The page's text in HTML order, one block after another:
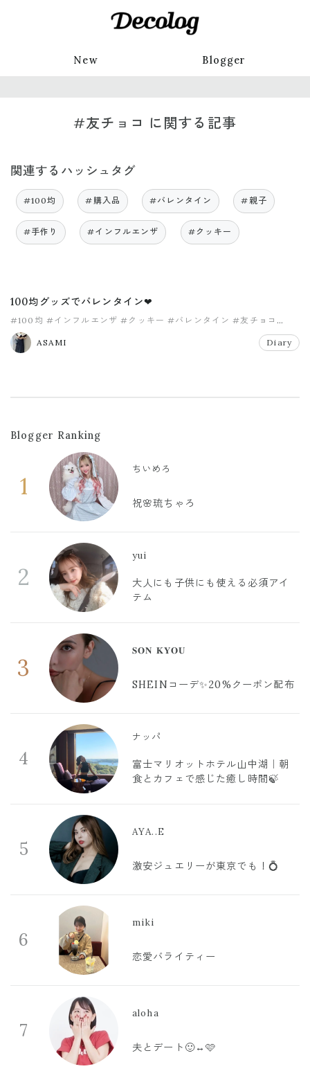
New Blogger
#友チョコ に関する記事
関連するハッシュタグ
#100均 #購入品 #バレンタイン #親子
#手作り #インフルエンザ #クッキー
100均グッズでバレンタイン❤
#100均 #インフルエンザ #クッキー #バレンタイン #友チョコ
#手作り
ASAMI
Diary
Blogger Ranking
1
ちいめろ
祝🌸琉ちゃろ
2
yui
大人にも子供にも使える必須アイ
テム
3
𝐒𝐎𝐍 𝐊𝐘𝐎𝐔
SHEINコーデ✨20%クーポン配布
4
ナッパ
富士マリオットホテル山中湖｜朝
食とカフェで感じた癒し時間🍃
5
AYA..E
激安ジュエリーが東京でも！💍
6
miki
恋愛バライティー
7
aloha
夫とデート🙂‍↔️🩷